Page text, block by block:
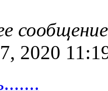
сообщение
2020